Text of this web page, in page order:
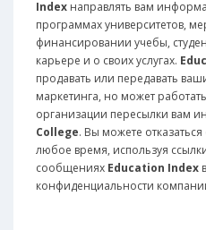
Index направлять вам
программах университетов,
финансировании учебы,
карьере и о своих услугах.
продавать или передавать
маркетинга, но может
организации пересылки вам
College. Вы можете
любое время, используя
сообщениях Education Index
конфиденциальности